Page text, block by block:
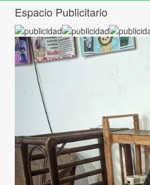
Espacio Publicitario